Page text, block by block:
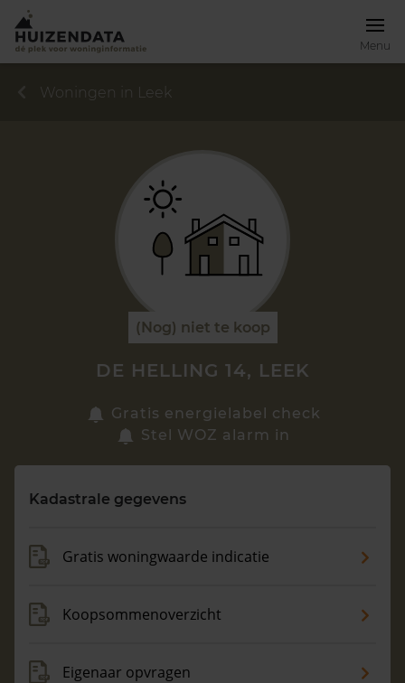
Menu
Zoek een woning
Maandag t/m vrijdag - 08:00 -18:00
Woningen in Leek
(Nog) niet te koop
DE HELLING 14, LEEK
Gratis energielabel check
Stel WOZ alarm in
Kadastrale gegevens
Gratis woningwaarde indicatie
Koopsommenoverzicht
Eigenaar opvragen